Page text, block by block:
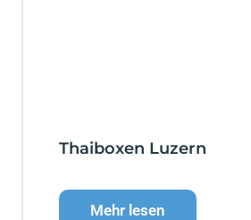
Thaiboxen Luzern
Mehr lesen